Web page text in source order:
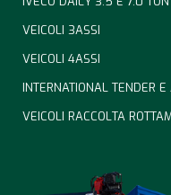
VEICOLI 3ASSI
VEICOLI 4ASSI
INTERNATIONAL TENDER
VEICOLI RACCOLTA